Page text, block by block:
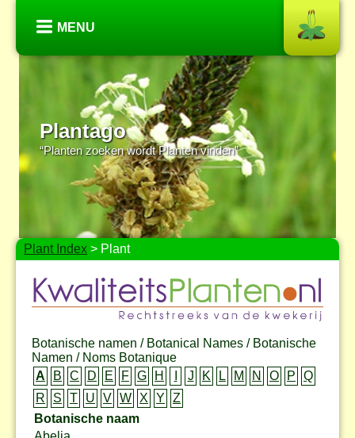
MENU
Plantago
“Planten zoeken wordt Planten vinden”
Plant Index > Plant
Botanische namen / Botanical Names / Botanische
Namen / Noms Botanique
A
B C D E F G H J K L M N O P
Q
R
S T U V W X Y
Z
Botanische naam